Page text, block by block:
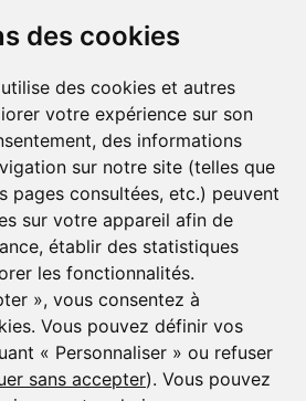
des cookies
des cookies et autres
votre expérience sur son
des informations
sur notre site (telles que
pages consultées, etc.) peuvent
sur votre appareil afin de
établir des statistiques
les fonctionnalités.
», vous consentez à
Vous pouvez définir vos
« Personnaliser » ou refuser
sans accepter). Vous pouvez
d’informations
Nom*
alertes et lettres d’informations